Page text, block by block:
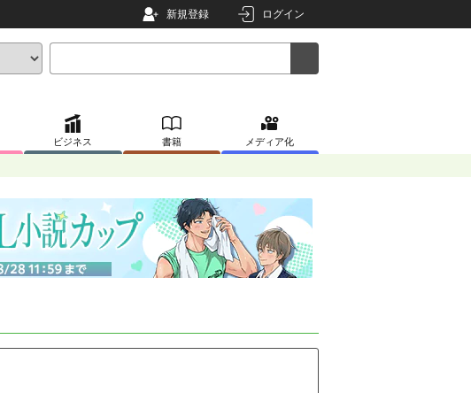
新規登録 ログイン
ビジネス 書籍 メディア化